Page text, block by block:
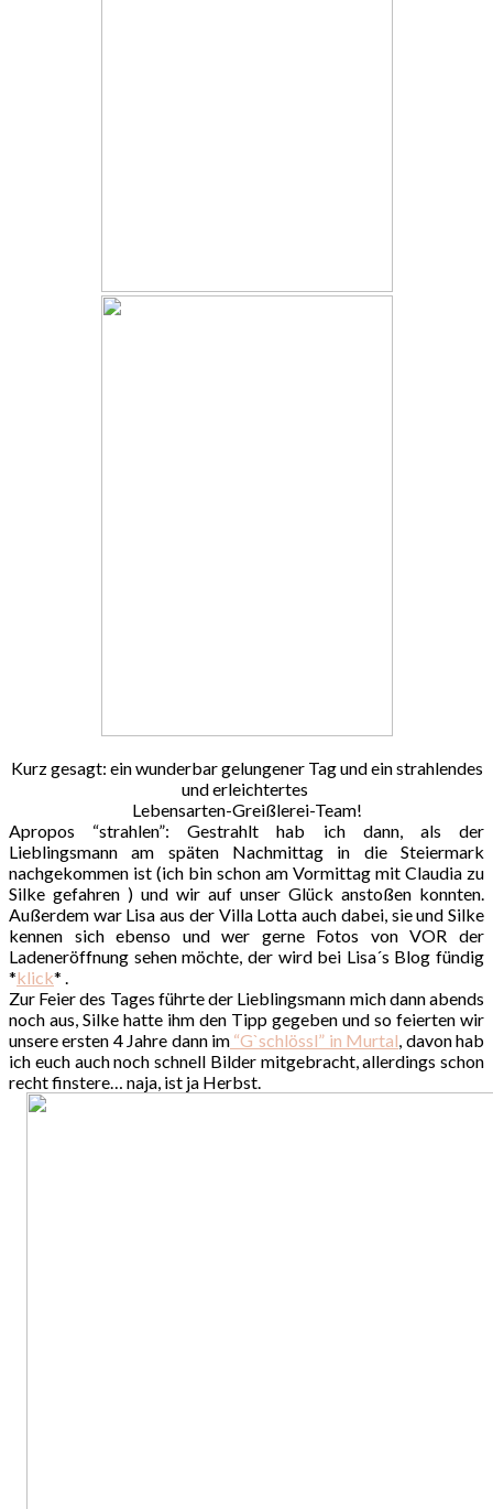
Kurz gesagt: ein wunderbar gelungener Tag und ein strahlendes
und erleichtertes
Lebensarten-Greißlerei-Team!
Apropos “strahlen”: Gestrahlt hab ich dann, als der
Lieblingsmann am späten Nachmittag in die Steiermark
nachgekommen ist (ich bin schon am Vormittag mit Claudia zu
Silke gefahren ) und wir auf unser Glück anstoßen konnten.
Außerdem war Lisa aus der Villa Lotta auch dabei, sie und Silke
kennen sich ebenso und wer gerne Fotos von VOR der
Ladeneröffnung sehen möchte, der wird bei Lisa´s Blog fündig
*klick* .
Zur Feier des Tages führte der Lieblingsmann mich dann abends
noch aus, Silke hatte ihm den Tipp gegeben und so feierten wir
unsere ersten 4 Jahre dann im “G`schlössl” in Murtal, davon hab
ich euch auch noch schnell Bilder mitgebracht, allerdings schon
recht finstere… naja, ist ja Herbst.